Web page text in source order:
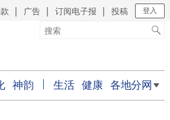
广告 订阅电子报 投稿 登入
神韵 生活 健康 各地分网